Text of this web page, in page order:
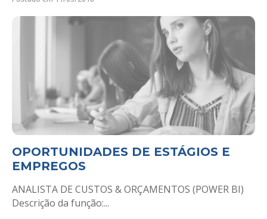
OPORTUNIDADES DE ESTÁGIOS E
EMPREGOS
ANALISTA DE CUSTOS & ORÇAMENTOS (POWER BI)
Descrição da função:...